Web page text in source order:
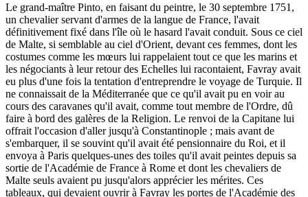
Le grand-maître Pinto, en faisant du peintre, le 30 septembre 1751,
un chevalier servant d'armes de la langue de France, l'avait
définitivement fixé dans l'île où le hasard l'avait conduit. Sous ce ciel
de Malte, si semblable au ciel d'Orient, devant ces femmes, dont les
costumes comme les mœurs lui rappelaient tout ce que les marins et
les négociants à leur retour des Echelles lui racontaient, Favray avait
eu plus d'une fois la tentation d'entreprendre le voyage de Turquie. Il
ne connaissait de la Méditerranée que ce qu'il avait pu en voir au
cours des caravanes qu'il avait, comme tout membre de l'Ordre, dû
faire à bord des galères de la Religion. Le renvoi de la Capitane lui
offrait l'occasion d'aller jusqu'à Constantinople ; mais avant de
s'embarquer, il se souvint qu'il avait été pensionnaire du Roi, et il
envoya à Paris quelques-unes des toiles qu'il avait peintes depuis sa
sortie de l'Académie de France à Rome et dont les chevaliers de
Malte seuls avaient pu jusqu'alors apprécier les mérites. Ces
tableaux, qui devaient ouvrir à Favray les portes de l'Académie des